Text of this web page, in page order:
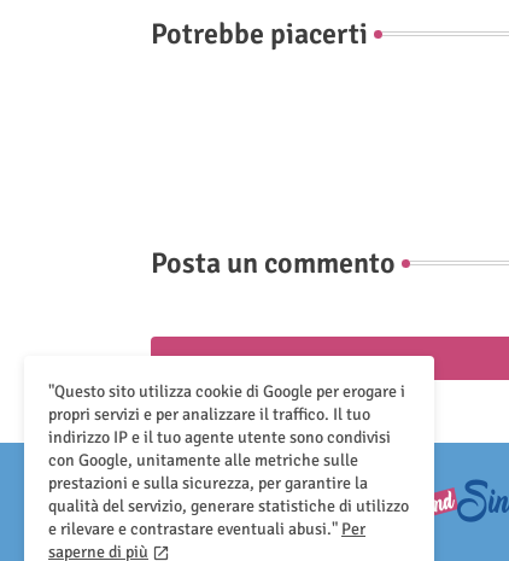
Potrebbe piacerti
Posta un commento
"Questo sito utilizza cookie di Google per erogare i
propri servizi e per analizzare il traffico. Il tuo
indirizzo IP e il tuo agente utente sono condivisi
con Google, unitamente alle metriche sulle
prestazioni e sulla sicurezza, per garantire la
qualità del servizio, generare statistiche di utilizzo
e rilevare e contrastare eventuali abusi." Per
saperne di più